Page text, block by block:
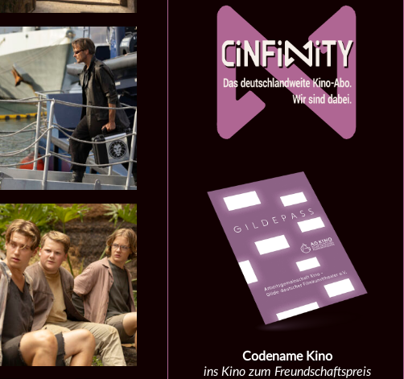
Codename Kino
ins Kino zum Freundschaftspreis